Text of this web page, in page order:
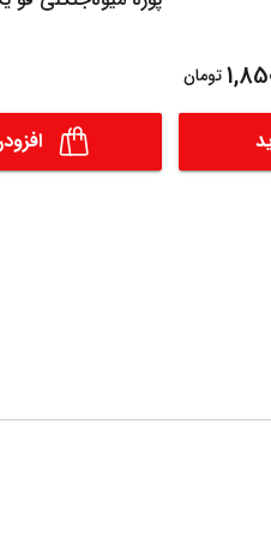
تومان